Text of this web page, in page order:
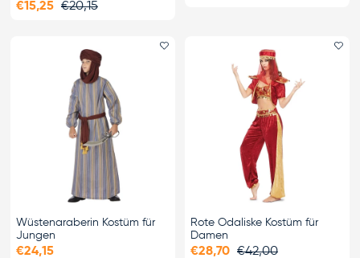
€15,25 €20,15
Favorit hinzufügen
Wüstenaraberin Kostüm für
Jungen
€24,15
Rote Odaliske Kostüm für
Damen
€28,70 €42,00